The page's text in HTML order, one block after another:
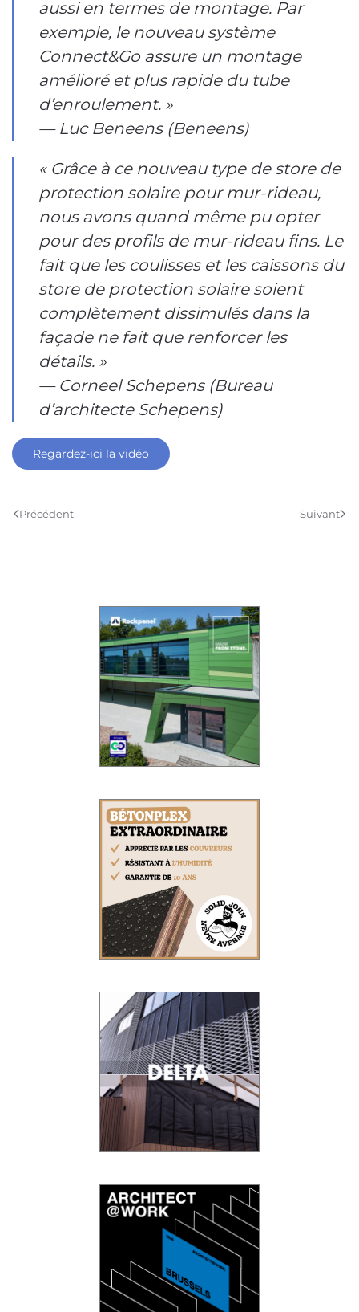
aussi en termes de montage. Par
exemple, le nouveau système
Connect&Go assure un montage
amélioré et plus rapide du tube
d’enroulement. »
— Luc Beneens (Beneens)
« Grâce à ce nouveau type de store de
protection solaire pour mur-rideau,
nous avons quand même pu opter
pour des profils de mur-rideau fins. Le
fait que les coulisses et les caissons du
store de protection solaire soient
complètement dissimulés dans la
façade ne fait que renforcer les
détails. »
— Corneel Schepens (Bureau
d’architecte Schepens)
Regardez-ici la vidéo
Précédent Suivant